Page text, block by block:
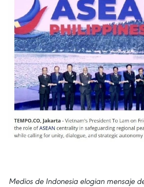
Medios de Indonesia elogian mensaje